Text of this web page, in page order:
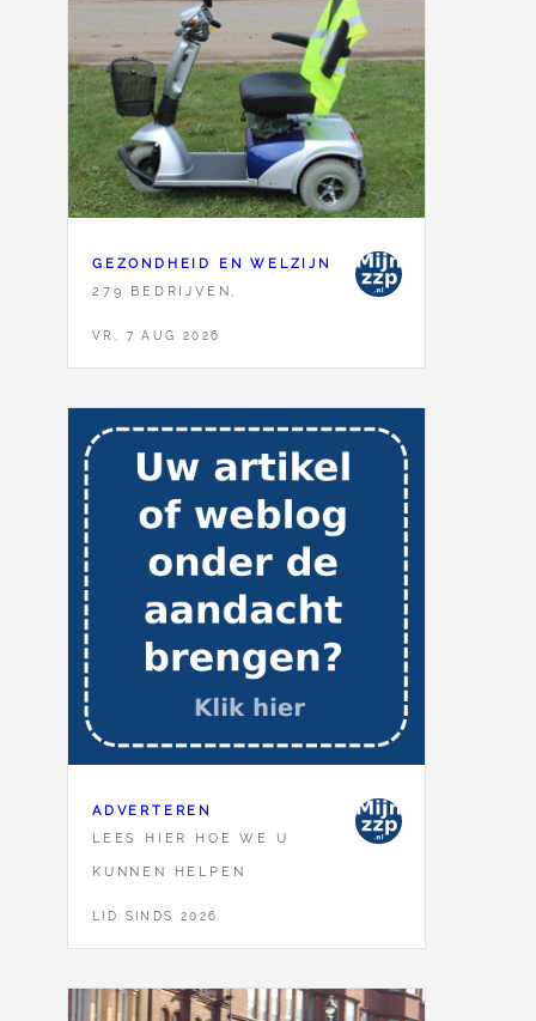
GEZONDHEID EN WELZIJN
279 BEDRIJVEN,
VR, 7 AUG 2026
ADVERTEREN
LEES HIER HOE WE U
KUNNEN HELPEN
LID SINDS 2026